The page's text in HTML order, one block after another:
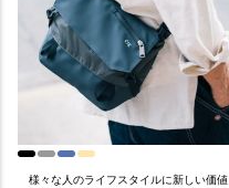
様々な人のライフスタイルに新しい価値